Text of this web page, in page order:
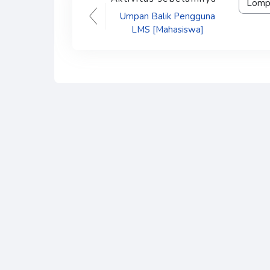
Umpan Balik Pengguna
LMS [Mahasiswa]